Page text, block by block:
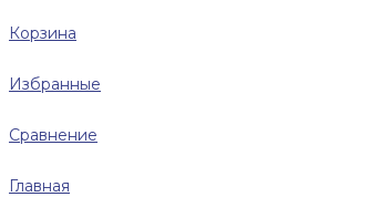
Корзина
Избранные
Сравнение
Главная